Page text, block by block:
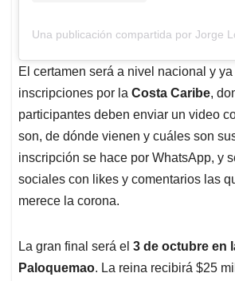
Una publicación compartida por Jorge
El certamen será a nivel nacional y
inscripciones por la Costa Caribe,
participantes deben enviar un video
son, de dónde vienen y cuáles son
inscripción se hace por WhatsApp, y
sociales con likes y comentarios las
merece la corona.
La gran final será el 3 de octubre en
Paloquemao. La reina recibirá $25